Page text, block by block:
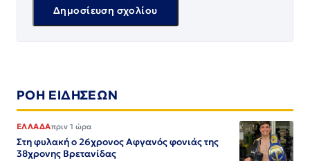
ΡΟΗ ΕΙΔΗΣΕΩΝ
ΕΛΛΑΔΑπριν 1 ώρα
Στη φυλακή ο 26χρονος Αφγανός φονιάς της
38χρονης Βρετανίδας